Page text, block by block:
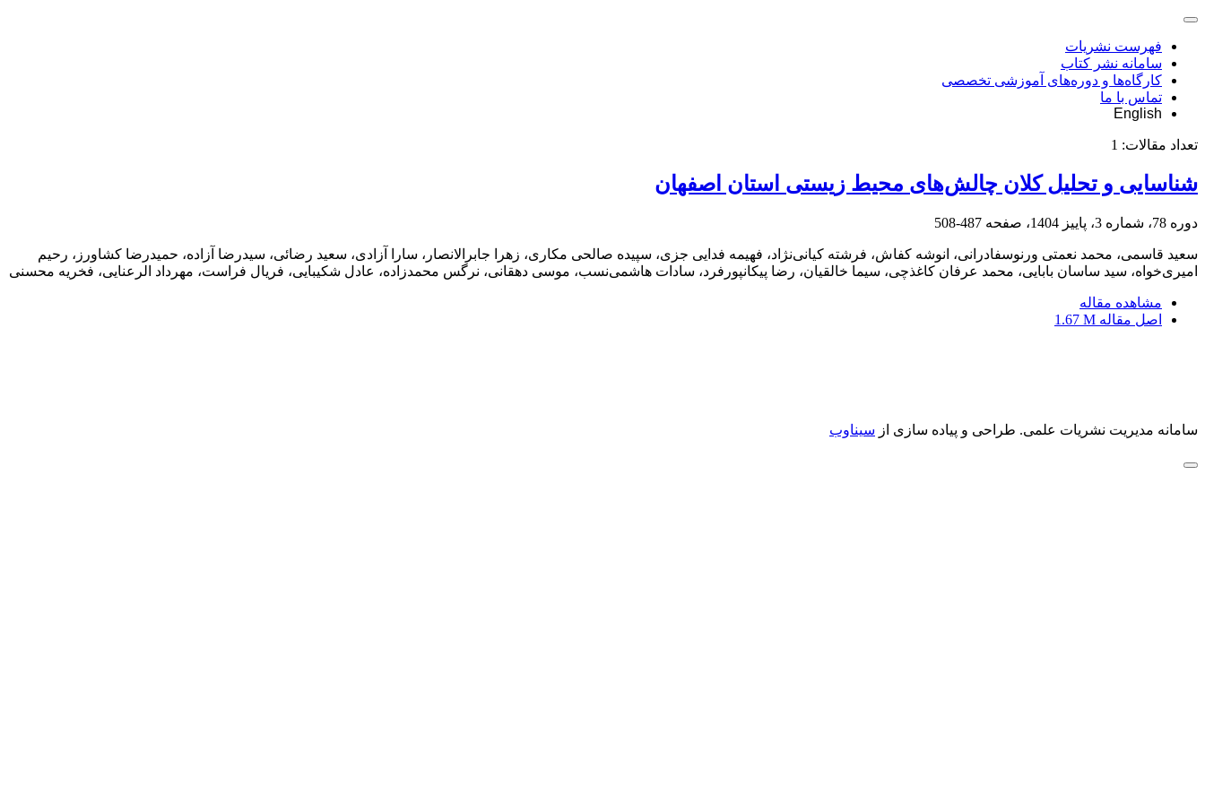
فهرست نشریات
سامانه نشر کتاب
کارگاه‌ها و دوره‌های آموزشی تخصصی
تماس با ما
English
تعداد مقالات: 1
شناسایی و تحلیل کلان چالش‌های محیط‌ زیستی استان اصفهان
دوره 78، شماره 3، پاییز 1404، صفحه 487-508
سعید قاسمی، محمد نعمتی ورنوسفادرانی، انوشه کفاش، فرشته کیانی‌نژاد، فهیمه فدایی جزی، سپیده صالحی مکاری، زهرا جابرالانصار، سارا آزادی، سعید رضائی، سیدرضا آزاده، حمیدرضا کشاورز، رحیم
امیری‌خواه، سید ساسان بابایی، محمد عرفان کاغذچی، سیما خالقیان، رضا پیکانپورفرد، سادات هاشمی‌نسب، موسی دهقانی، نرگس محمدزاده، عادل شکیبایی، فریال فراست، مهرداد الرعنایی، فخریه محسنی
مشاهده مقاله
اصل مقاله 1.67 M
سامانه مدیریت نشریات علمی. طراحی و پیاده سازی از سیناوب